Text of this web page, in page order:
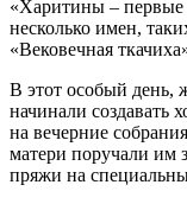
«Харитины – первые
несколько имен,
«Вековечная
В этот особый день,
начинали создавать
на вечерние
матери поручали им
пряжи на